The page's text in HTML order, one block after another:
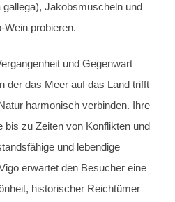
Jakobsmuscheln und
Wein probieren.
und Gegenwart
der das Meer auf das Land trifft
harmonisch verbinden. Ihre
bis zu Zeiten von Konflikten und
und lebendige
erwartet den Besucher eine
historischer Reichtümer